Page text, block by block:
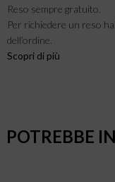
Reso sempre gratuito.
Per richiedere un reso
dell’ordine.
Scopri di più
POTREBBE